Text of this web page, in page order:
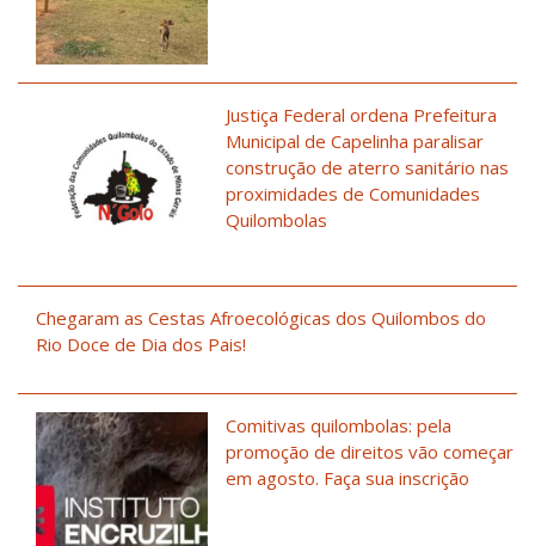
Justiça Federal ordena Prefeitura
Municipal de Capelinha paralisar
construção de aterro sanitário nas
proximidades de Comunidades
Quilombolas
Chegaram as Cestas Afroecológicas dos Quilombos do
Rio Doce de Dia dos Pais!
Comitivas quilombolas: pela
promoção de direitos vão começar
em agosto. Faça sua inscrição